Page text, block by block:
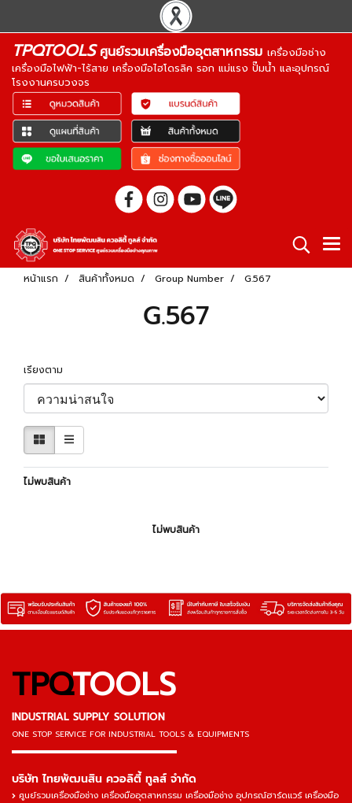
TPQTOOLSศูนย์รวมเครื่องมืออุตสาหกรรม เครื่องมือช่าง
เครื่องมือไฟฟ้า-ไร้สาย เครื่องมือไฮโดรลิค รอก แม่แรง ปั๊มน้ำ และอุปกรณ์
โรงงานครบวงจร
หน้าแรก สินค้าทั้งหมด Group Number G.567
G.567
เรียงตาม
ไม่พบสินค้า
ไม่พบสินค้า
TPQTOOLS
INDUSTRIAL SUPPLY SOLUTION
ONE STOP SERVICE FOR INDUSTRIAL TOOLS & EQUIPMENTS
▬▬▬▬▬▬▬▬▬▬▬▬▬▬▬
บริษัท ไทยพัฒนสิน ควอลิตี้ ทูลส์ จำกัด
ศูนย์รวมเครื่องมือช่าง เครื่องมืออุตสาหกรรม เครื่องมือช่าง อุปกรณ์ฮาร์ดแวร์ เครื่องมือ